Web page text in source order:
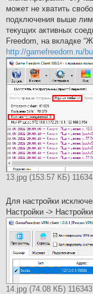
может не хватить
подключения выше
текущих активных
Freedom, на вкладке
http://gamefreedom.ru/
13.jpg (153.57 КБ)
Для настройки
Настройки ->
14.jpg (74.08 КБ)